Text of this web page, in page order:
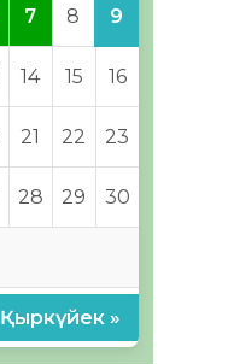
7 8 9
14 15 16
21 22 23
28 29 30
Қыркүйек »